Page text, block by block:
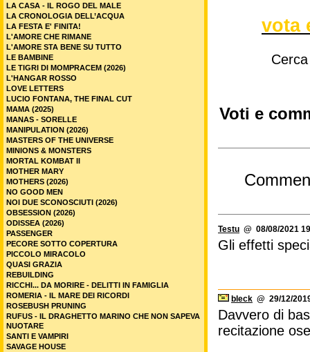
vota
Voti e
Testu @ 08/08/2021
Gli effetti
bleck @ 29/12/
Davvero di
recitazione
LA CASA - IL ROGO DEL MALE
LA CRONOLOGIA DELL’ACQUA
LA FESTA E' FINITA!
L'AMORE CHE RIMANE
L'AMORE STA BENE SU TUTTO
LE BAMBINE
LE TIGRI DI MOMPRACEM (2026)
L'HANGAR ROSSO
LOVE LETTERS
LUCIO FONTANA, THE FINAL CUT
MAMA (2025)
MANAS - SORELLE
MANIPULATION (2026)
MASTERS OF THE UNIVERSE
MINIONS & MONSTERS
MORTAL KOMBAT II
MOTHER MARY
MOTHERS (2026)
NO GOOD MEN
NOI DUE SCONOSCIUTI (2026)
OBSESSION (2026)
ODISSEA (2026)
PASSENGER
PECORE SOTTO COPERTURA
PICCOLO MIRACOLO
QUASI GRAZIA
REBUILDING
RICCHI... DA MORIRE - DELITTI IN FAMIGLIA
ROMERIA - IL MARE DEI RICORDI
ROSEBUSH PRUNING
RUFUS - IL DRAGHETTO MARINO CHE NON SAPEVA
NUOTARE
SANTI E VAMPIRI
SAVAGE HOUSE